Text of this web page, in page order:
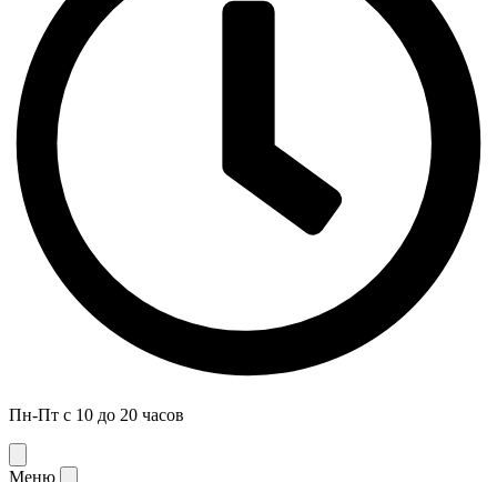
Пн-Пт с 10 до 20 часов
Меню